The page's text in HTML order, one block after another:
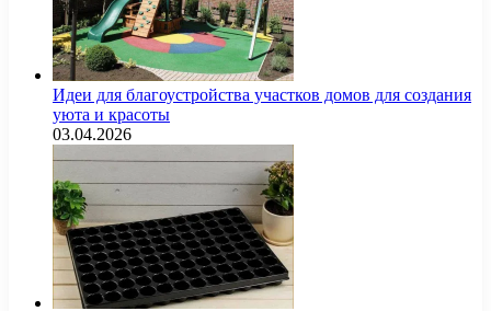
Идеи для благоустройства участков домов для создания
уюта и красоты
03.04.2026